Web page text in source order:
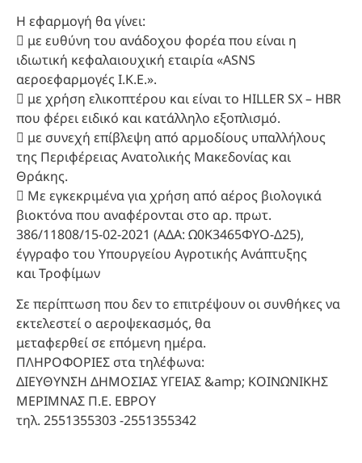
Η εφαρμογή θα γίνει:
 με ευθύνη του ανάδοχου φορέα που είναι η
ιδιωτική κεφαλαιουχική εταιρία «ASNS
αεροεφαρμογές Ι.Κ.Ε.».
 με χρήση ελικοπτέρου και είναι το HILLER SX – HBR
που φέρει ειδικό και κατάλληλο εξοπλισμό.
 με συνεχή επίβλεψη από αρμοδίους υπαλλήλους
της Περιφέρειας Ανατολικής Μακεδονίας και
Θράκης.
 Με εγκεκριμένα για χρήση από αέρος βιολογικά
βιοκτόνα που αναφέρονται στο αρ. πρωτ.
386/11808/15-02-2021 (ΑΔΑ: Ω0Κ3465ΦΥΟ-Δ25),
έγγραφο του Υπουργείου Αγροτικής Ανάπτυξης
και Τροφίμων
Σε περίπτωση που δεν το επιτρέψουν οι συνθήκες να
εκτελεστεί ο αεροψεκασμός, θα
μεταφερθεί σε επόμενη ημέρα.
ΠΛΗΡΟΦΟΡΙΕΣ στα τηλέφωνα:
ΔΙΕΥΘΥΝΣΗ ΔΗΜΟΣΙΑΣ ΥΓΕΙΑΣ &amp; ΚΟΙΝΩΝΙΚΗΣ
ΜΕΡΙΜΝΑΣ Π.Ε. ΕΒΡΟΥ
τηλ. 2551355303 -2551355342